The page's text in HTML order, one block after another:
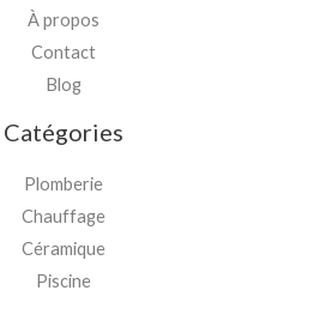
À propos
Contact
Blog
Catégories
Plomberie
Chauffage
Céramique
Piscine